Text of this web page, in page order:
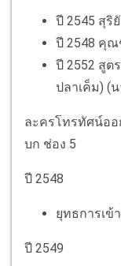
ปี 2545 สุริ
ปี 2548 คุณ
ปี 2552 สูต
ปลาเค็ม) (น
ละครโทรทัศน์อ
บก ช่อง 5
ปี 2548
ยุทธการเข้
ปี 2549